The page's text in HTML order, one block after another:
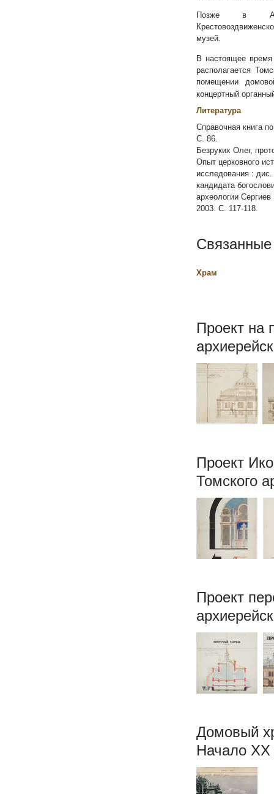
Позже в
музей.
В настоящее
располагается
помещении
концертный
Литература
Справочная книга
С. 86.
Безруких Олег,
Опыт церковного
исследования : дис.
кандидата
археологии
2003. С. 117-118.
Храм
Проект на
Проект
Томского
Проект
Домовый
Начало XX